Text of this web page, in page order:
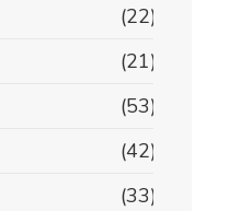
(22)
(21)
(53)
(42)
(33)